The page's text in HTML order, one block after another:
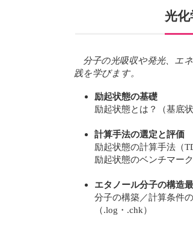
光
分子の光吸収や発光、エ
践を学びます。
励起状態の基礎
励起状態とは？（基底
計算手法の選定と評価
励起状態の計算手法（
励起状態のベンチマー
エタノール分子の構造
分子の構築／計算条件
（.log・.chk）